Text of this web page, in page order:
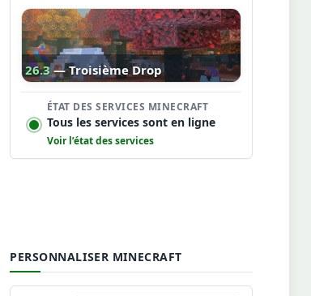
26.3 — Troisième Drop
ÉTAT DES SERVICES MINECRAFT
Tous les services sont en ligne
Voir l’état des services
PERSONNALISER MINECRAFT